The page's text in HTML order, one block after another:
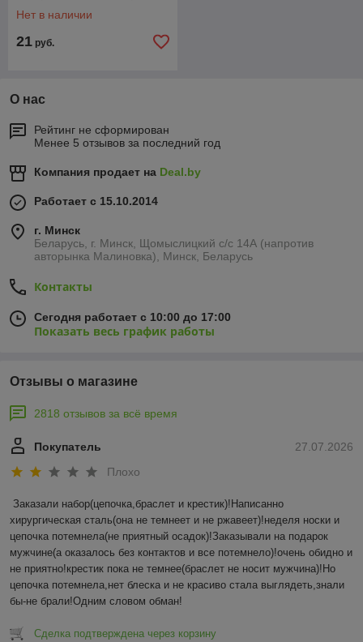
Нет в наличии
21 руб.
О нас
Рейтинг не сформирован
Менее 5 отзывов за последний год
Компания продает на Deal.by
Работает с 15.10.2014
г. Минск
Беларусь, г. Минск, Щомыслицкий с/с 14А (напротив
авторынка Малиновка), Минск, Беларусь
Контакты
Сегодня работает с 10:00 до 17:00
Показать весь график работы
Отзывы о магазине
2818 отзывов за всё время
27.07.2026
Покупатель
Плохо
Заказали набор(цепочка,браслет и крестик)!Написанно
хирургическая сталь(она не темнеет и не ржавеет)!неделя носки и
цепочка потемнела(не приятный осадок)!Заказывали на подарок
мужчине(а оказалось без контактов и все потемнело)!очень обидно и
не приятно!крестик пока не темнее(браслет не носит мужчина)!Но
цепочка потемнела,нет блеска и не красиво стала выглядеть,знали
бы-не брали!Одним словом обман!
Сделка подтверждена через корзину